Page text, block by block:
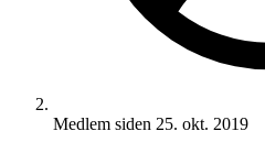
Medlem siden 25. okt. 2019